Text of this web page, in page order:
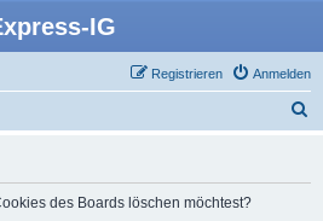
IG
Anmelden
Registrieren
des Boards löschen möchtest?